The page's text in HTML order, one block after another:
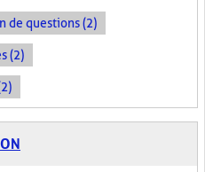
de questions (2)
(2)